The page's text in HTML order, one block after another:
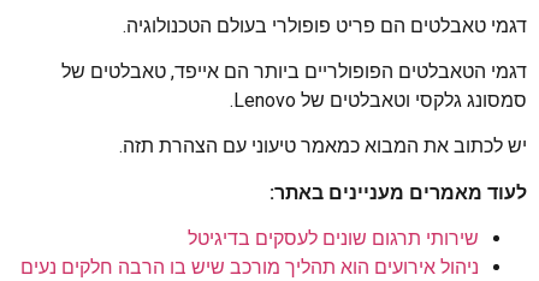
דגמי טאבלטים הם פריט פופולרי בעולם הטכנולוגיה.
דגמי הטאבלטים הפופולריים ביותר הם אייפד, טאבלטים של
סמסונג גלקסי וטאבלטים של Lenovo.
יש לכתוב את המבוא כמאמר טיעוני עם הצהרת תזה.
לעוד מאמרים מעניינים באתר:
שירותי תרגום שונים לעסקים בדיגיטל
ניהול אירועים הוא תהליך מורכב שיש בו הרבה חלקים נעים